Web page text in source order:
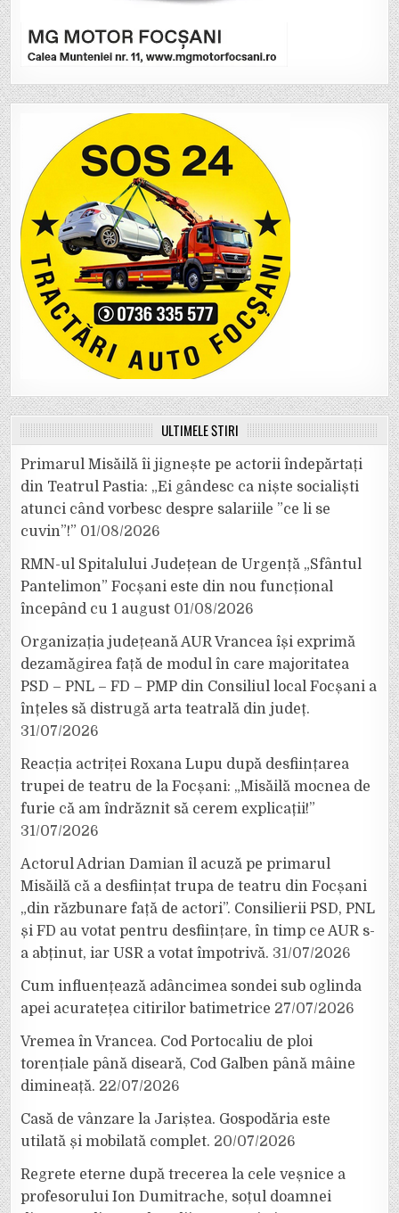
ULTIMELE ȘTIRI
Primarul Misăilă îi jignește pe actorii îndepărtați
din Teatrul Pastia: „Ei gândesc ca niște socialiști
atunci când vorbesc despre salariile ”ce li se
cuvin”!” 01/08/2026
RMN-ul Spitalului Județean de Urgență „Sfântul
Pantelimon” Focșani este din nou funcțional
începând cu 1 august 01/08/2026
Organizația județeană AUR Vrancea își exprimă
dezamăgirea față de modul în care majoritatea
PSD – PNL – FD – PMP din Consiliul local Focșani a
înțeles să distrugă arta teatrală din județ.
31/07/2026
Reacția actriței Roxana Lupu după desființarea
trupei de teatru de la Focșani: „Misăilă mocnea de
furie că am îndrăznit să cerem explicații!”
31/07/2026
Actorul Adrian Damian îl acuză pe primarul
Misăilă că a desființat trupa de teatru din Focșani
„din răzbunare față de actori”. Consilierii PSD, PNL
și FD au votat pentru desființare, în timp ce AUR s-
a abținut, iar USR a votat împotrivă. 31/07/2026
Cum influențează adâncimea sondei sub oglinda
apei acuratețea citirilor batimetrice 27/07/2026
Vremea în Vrancea. Cod Portocaliu de ploi
torențiale până diseară, Cod Galben până mâine
dimineață. 22/07/2026
Casă de vânzare la Jariștea. Gospodăria este
utilată și mobilată complet. 20/07/2026
Regrete eterne după trecerea la cele veșnice a
profesorului Ion Dumitrache, soțul doamnei